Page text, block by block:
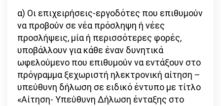
α) Οι επιχειρήσεις-εργοδότες που επιθυμούν
να προβούν σε νέα πρόσληψη ή νέες
προσλήψεις, μία ή περισσότερες φορές,
υποβάλλουν για κάθε έναν δυνητικά
ωφελούμενο που επιθυμούν να εντάξουν στο
πρόγραμμα ξεχωριστή ηλεκτρονική αίτηση –
υπεύθυνη δήλωση σε ειδικό έντυπο με τίτλο
«Αίτηση- Υπεύθυνη Δήλωση ένταξης στο